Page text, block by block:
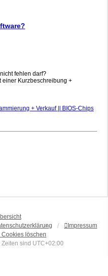
fehlen darf?
einer Kurzbeschreibung +
+ Verkauf || BIOS-Chips
Impressum
Cookies löschen
sind UTC+02:00